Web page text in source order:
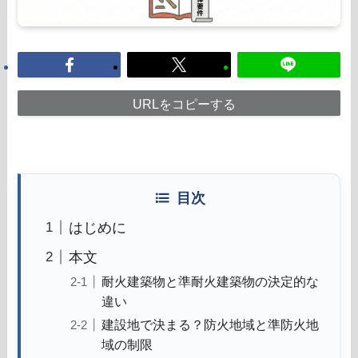
URLをコピーする
目次
はじめに
本文
耐火建築物と準耐火建築物の決定的な
違い
建設地で決まる？防火地域と準防火地
域の制限